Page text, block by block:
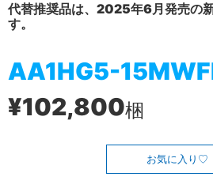
代替推奨品は、2025年6月発売の
す。
AA1HG5-
¥102,800梱
お気に入り